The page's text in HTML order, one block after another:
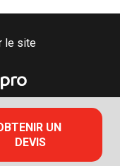
UN
DEVIS
le site